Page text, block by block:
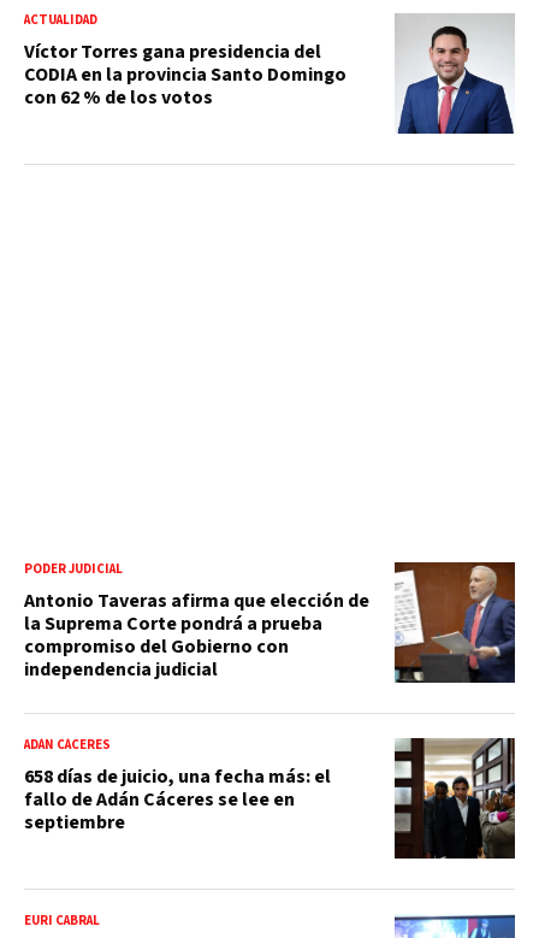
ACTUALIDAD
Víctor Torres gana presidencia del
CODIA en la provincia Santo Domingo
con 62 % de los votos
PODER JUDICIAL
Antonio Taveras afirma que elección de
la Suprema Corte pondrá a prueba
compromiso del Gobierno con
independencia judicial
ADÁN CÁCERES
658 días de juicio, una fecha más: el
fallo de Adán Cáceres se lee en
septiembre
EURI CABRAL